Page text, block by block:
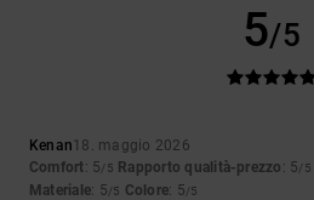
5/5
Kenan18. maggio 2026
Comfort: 5/5 Rapporto qualità-prezzo : 5/5
Materiale: 5/5 Colore: 5/5